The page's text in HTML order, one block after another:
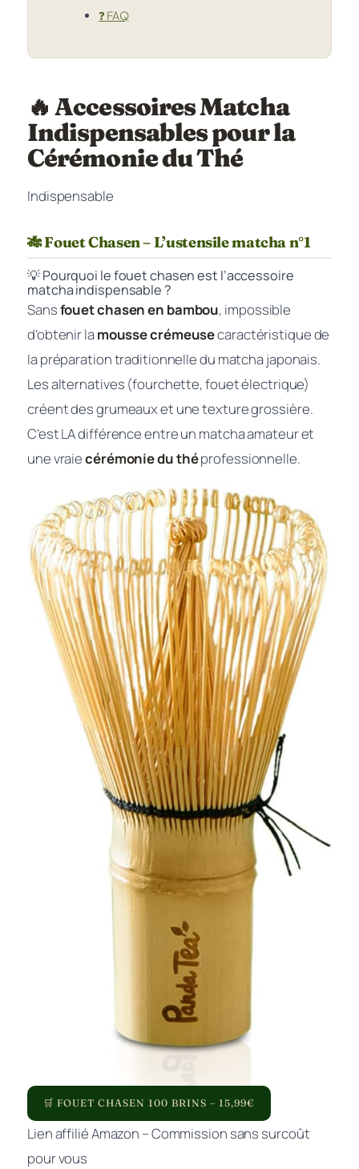
❓FAQ
🔥 Accessoires Matcha
Indispensables pour la
Cérémonie du Thé
Indispensable
🎋 Fouet Chasen – L’ustensile matcha n°1
💡 Pourquoi le fouet chasen est l’accessoire
matcha indispensable ?
Sansfouet chasen en bambou, impossible
d’obtenir lamousse crémeusecaractéristique de
la préparation traditionnelle du matcha japonais.
Les alternatives (fourchette, fouet électrique)
créent des grumeaux et une texture grossière.
C’est LA différence entre un matcha amateur et
une vraiecérémonie du théprofessionnelle.
🛒 FOUET CHASEN 100 BRINS – 15,99€
Lien affilié Amazon – Commission sans surcoût
pour vous